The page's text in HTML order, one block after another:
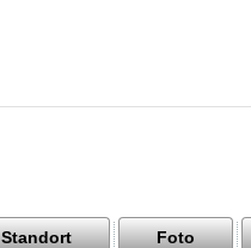
Standort Foto